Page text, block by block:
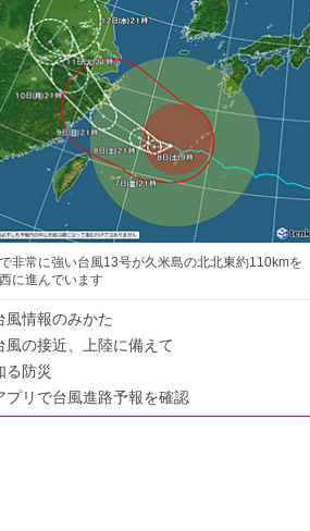
非常に強い台風13号が久米島の北北東約110kmを
に進んでいます
風情報のみかた
風の接近、上陸に備えて
る防災
プリで台風進路予報を確認